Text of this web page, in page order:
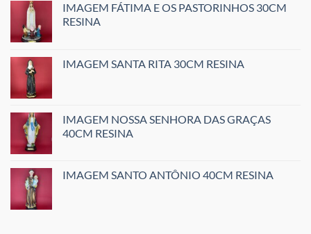
IMAGEM FÁTIMA E OS PASTORINHOS 30CM
RESINA
IMAGEM SANTA RITA 30CM RESINA
IMAGEM NOSSA SENHORA DAS GRAÇAS
40CM RESINA
IMAGEM SANTO ANTÔNIO 40CM RESINA